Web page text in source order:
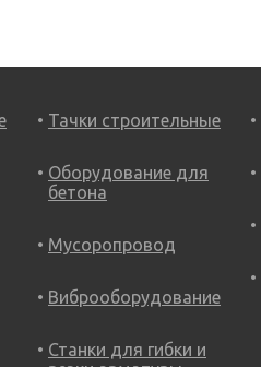
Тачки строительные
Оборудование для
бетона
Мусоропровод
Виброоборудование
Станки для гибки и